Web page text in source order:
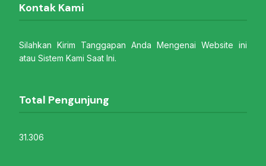
Kontak Kami
Silahkan Kirim Tanggapan Anda Mengenai Website ini
atau Sistem Kami Saat Ini.
Total Pengunjung
31.306